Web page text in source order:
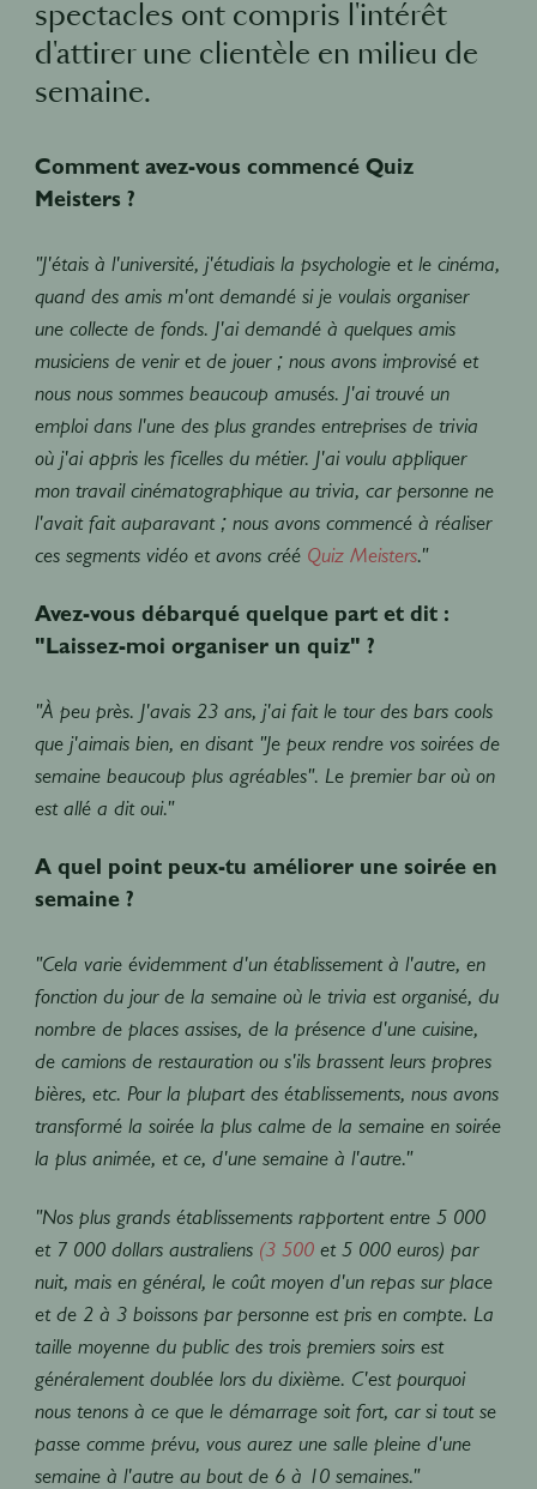
spectacles ont compris l'intérêt
d'attirer une clientèle en milieu de
semaine.
Comment avez-vous commencé Quiz
Meisters ?
"J'étais à l'université, j'étudiais la psychologie et le cinéma,
quand des amis m'ont demandé si je voulais organiser
une collecte de fonds. J'ai demandé à quelques amis
musiciens de venir et de jouer ; nous avons improvisé et
nous nous sommes beaucoup amusés. J'ai trouvé un
emploi dans l'une des plus grandes entreprises de trivia
où j'ai appris les ficelles du métier. J'ai voulu appliquer
mon travail cinématographique au trivia, car personne ne
l'avait fait auparavant ; nous avons commencé à réaliser
ces segments vidéo et avons créé Quiz Meisters."
Avez-vous débarqué quelque part et dit :
"Laissez-moi organiser un quiz" ?
"À peu près. J'avais 23 ans, j'ai fait le tour des bars cools
que j'aimais bien, en disant "Je peux rendre vos soirées de
semaine beaucoup plus agréables". Le premier bar où on
est allé a dit oui."
A quel point peux-tu améliorer une soirée en
semaine ?
"Cela varie évidemment d'un établissement à l'autre, en
fonction du jour de la semaine où le trivia est organisé, du
nombre de places assises, de la présence d'une cuisine,
de camions de restauration ou s'ils brassent leurs propres
bières, etc. Pour la plupart des établissements, nous avons
transformé la soirée la plus calme de la semaine en soirée
la plus animée, et ce, d'une semaine à l'autre."
"Nos plus grands établissements rapportent entre 5 000
et 7 000 dollars australiens (3 500 et 5 000 euros) par
nuit, mais en général, le coût moyen d'un repas sur place
et de 2 à 3 boissons par personne est pris en compte. La
taille moyenne du public des trois premiers soirs est
généralement doublée lors du dixième. C'est pourquoi
nous tenons à ce que le démarrage soit fort, car si tout se
passe comme prévu, vous aurez une salle pleine d'une
semaine à l'autre au bout de 6 à 10 semaines."